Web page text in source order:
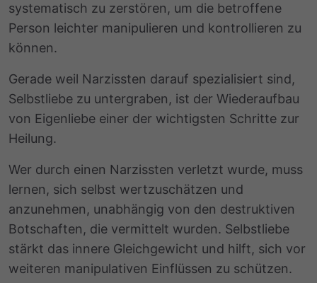
systematisch zu zerstören, um die betroffene
Person leichter manipulieren und kontrollieren zu
können.
Gerade weil Narzissten darauf spezialisiert sind,
Selbstliebe zu untergraben, ist der Wiederaufbau
von Eigenliebe einer der wichtigsten Schritte zur
Heilung.
Wer durch einen Narzissten verletzt wurde, muss
lernen, sich selbst wertzuschätzen und
anzunehmen, unabhängig von den destruktiven
Botschaften, die vermittelt wurden. Selbstliebe
stärkt das innere Gleichgewicht und hilft, sich vor
weiteren manipulativen Einflüssen zu schützen.